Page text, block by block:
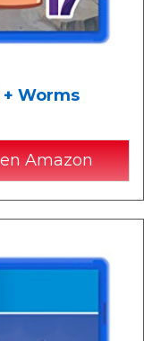
Worms
Amazon